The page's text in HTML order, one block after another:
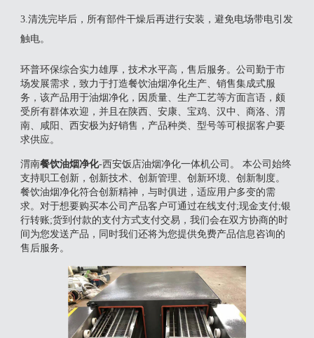
3.清洗完毕后，所有部件干燥后再进行安装，避免电场带电引发
触电。
环普环保综合实力雄厚，技术水平高，售后服务。公司勤于市
场发展需求，致力于打造餐饮油烟净化生产、销售集成式服
务，该产品用于油烟净化，因质量、生产工艺等方面言语，颇
受所有群体欢迎，并且在陕西、安康、宝鸡、汉中、商洛、渭
南、咸阳、西安极为好销售，产品种类、型号等可根据客户要
求供应。
渭南餐饮油烟净化-西安饭店油烟净化一体机公司。 本公司始终
支持职工创新，创新技术、创新管理、创新环境、创新制度。
餐饮油烟净化符合创新精神，与时俱进，适应用户多变的需
求。对于想要购买本公司产品客户可通过在线支付;现金支付;银
行转账;货到付款的支付方式支付交易，我们会在双方协商的时
间为您发送产品，同时我们还将为您提供免费产品信息咨询的
售后服务。